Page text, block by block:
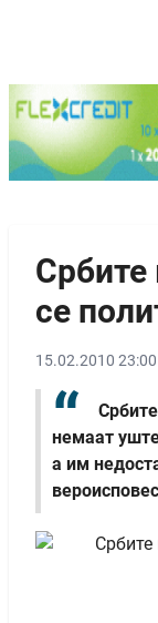
Србите
се
15.02.2010 23:00
немаат
а им